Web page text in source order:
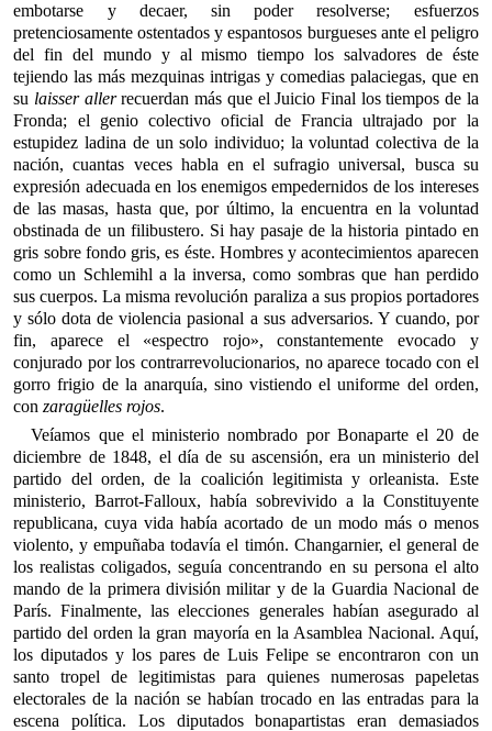
embotarse y decaer, sin poder resolverse; esfuerzos
pretenciosamente ostentados y espantosos burgueses ante el peligro
del fin del mundo y al mismo tiempo los salvadores de éste
tejiendo las más mezquinas intrigas y comedias palaciegas, que en
su laisser allerrecuerdan más que el Juicio Final los tiempos de la
Fronda; el genio colectivo oficial de Francia ultrajado por la
estupidez ladina de un solo individuo; la voluntad colectiva de la
nación, cuantas veces habla en el sufragio universal, busca su
expresión adecuada en los enemigos empedernidos de los intereses
de las masas, hasta que, por último, la encuentra en la voluntad
obstinada de un filibustero. Si hay pasaje de la historia pintado en
gris sobre fondo gris, es éste. Hombres y acontecimientos aparecen
como un Schlemihl a la inversa, como sombras que han perdido
sus cuerpos. La misma revolución paraliza a sus propios portadores
y sólo dota de violencia pasional a sus adversarios. Y cuando, por
fin, aparece el «espectro rojo», constantemente evocado y
conjurado por los contrarrevolucionarios, no aparece tocado con el
gorro frigio de la anarquía, sino vistiendo el uniforme del orden,
conzaragüelles rojos.
Veíamos que el ministerio nombrado por Bonaparte el 20 de
diciembre de 1848, el día de su ascensión, era un ministerio del
partido del orden, de la coalición legitimista y orleanista. Este
ministerio, Barrot-Falloux, había sobrevivido a la Constituyente
republicana, cuya vida había acortado de un modo más o menos
violento, y empuñaba todavía el timón. Changarnier, el general de
los realistas coligados, seguía concentrando en su persona el alto
mando de la primera división militar y de la Guardia Nacional de
París. Finalmente, las elecciones generales habían asegurado al
partido del orden la gran mayoría en la Asamblea Nacional. Aquí,
los diputados y los pares de Luis Felipe se encontraron con un
santo tropel de legitimistas para quienes numerosas papeletas
electorales de la nación se habían trocado en las entradas para la
escena política. Los diputados bonapartistas eran demasiados